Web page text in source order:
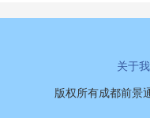
关于
版权所有成都前景